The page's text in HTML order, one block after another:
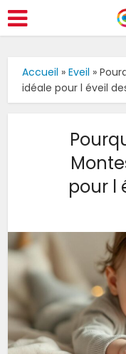
Accueil »Eveil »
idéale pour l éveil
pour l